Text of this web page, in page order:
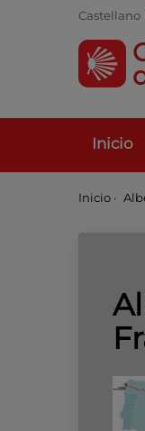
Castellano
Inicio
Inicio ·